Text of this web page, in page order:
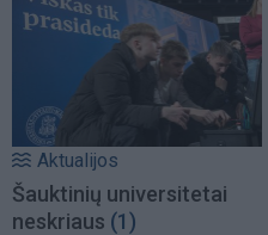
Aktualijos
Šauktinių universitetai
neskriaus (1)